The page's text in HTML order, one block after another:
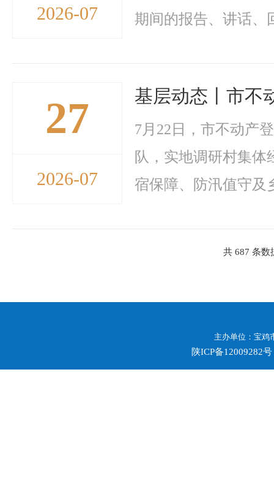
2026-07
期间的报告、讲话、
27
2026-07
基层动态丨市不
7月22日，市不动产
队，实地调研村集体
宿保障、防汛值守及
共 687 条数
主办单位：宝鸡
陕ICP备12009282号